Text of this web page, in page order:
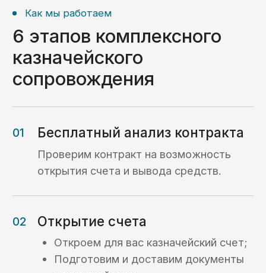
Отзывы наших
клиентов
Отзывы
Резервуарных Конструкций»
Расходование средств (ОБС счет)